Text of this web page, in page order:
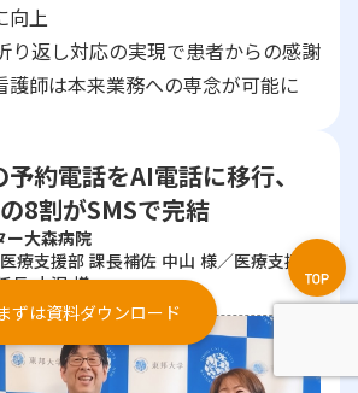
向上
り返し対応の実現で患者からの感謝
護師は本来業務への専念が可能に
約電話をAI電話に移行、
8割がSMSで完結
ー大森病院
療支援部 課長補佐 中山 様／医療支援部
長 小沢 様
ずは資料ダウンロード